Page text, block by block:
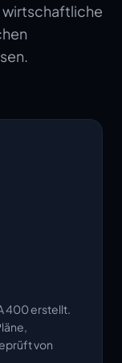
wirtschaftliche
400 erstellt.
von